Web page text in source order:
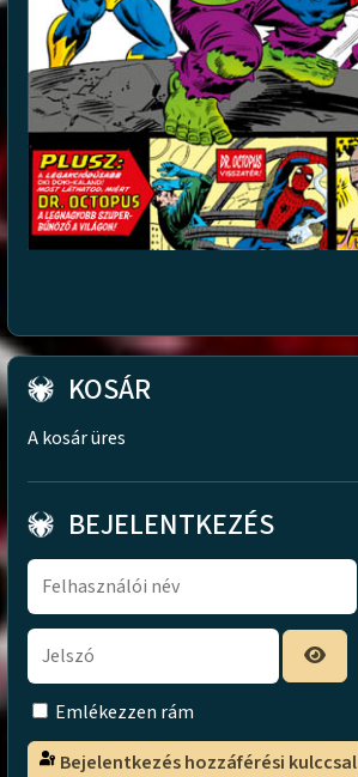
KOSÁR
A kosár üres
BEJELENTKEZÉS
Emlékezzen rám
Bejelentkezés hozzáférési kulccsal